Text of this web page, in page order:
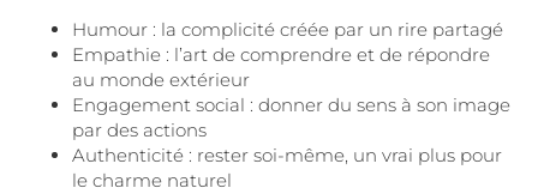
Humour : la complicité créée par un rire partagé
Empathie : l’art de comprendre et de répondre
au monde extérieur
Engagement social : donner du sens à son image
par des actions
Authenticité : rester soi-même, un vrai plus pour
le charme naturel